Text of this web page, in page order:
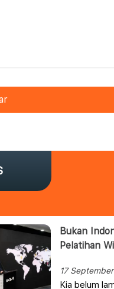
Bukan
Pelatihan
17
Kia belum